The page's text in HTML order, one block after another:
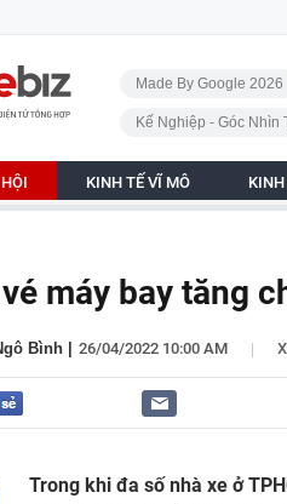
chủ
Made By Google 2026
Kế Nghiệp - Góc Nhìn
KINH TẾ VĨ MÔ
máy bay tăng
Bình 26/04/2022 10:00 AM |
Trong khi đa số nhà xe ở